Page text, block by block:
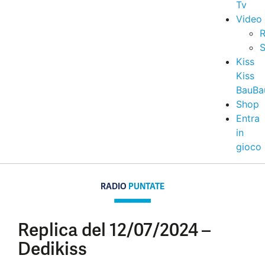
Tv
Video
Kiss
Kiss
Shop
Entra
in
gioco
RADIO PUNTATE
Replica del 12/07/2024 –
Dedikiss